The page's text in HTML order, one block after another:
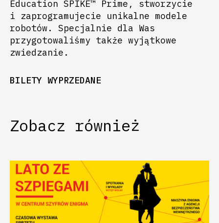
Education SPIKE™ Prime, stworzycie
i zaprogramujecie unikalne modele
robotów. Specjalnie dla Was
przygotowaliśmy także wyjątkowe
zwiedzanie.
BILETY WYPRZEDANE
Zobacz również